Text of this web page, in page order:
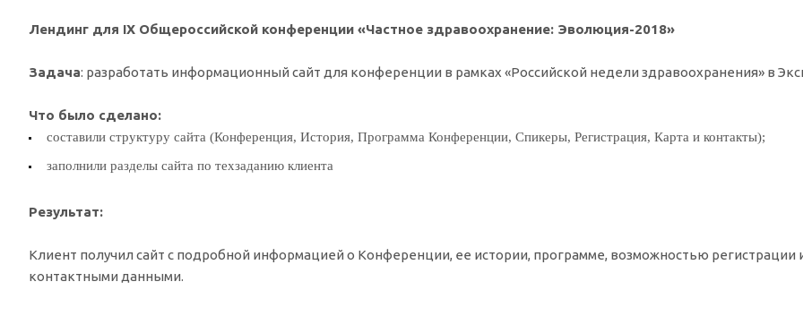
Лендинг для IX Общероссийской конференции «Частное здравоохранение: Эволюция-2018»
Задача: разработать информационный сайт для конференции в рамках «Российской недели здравоохранения» в
Что было сделано:
составили структуру сайта (Конференция, История, Программа Конференции, Спикеры, Регистрация, Карта и контакты);
заполнили разделы сайта по техзаданию клиента
Результат:
Клиент получил сайт с подробной информацией о Конференции, ее истории, программе, возможностью регистрации
контактными данными.